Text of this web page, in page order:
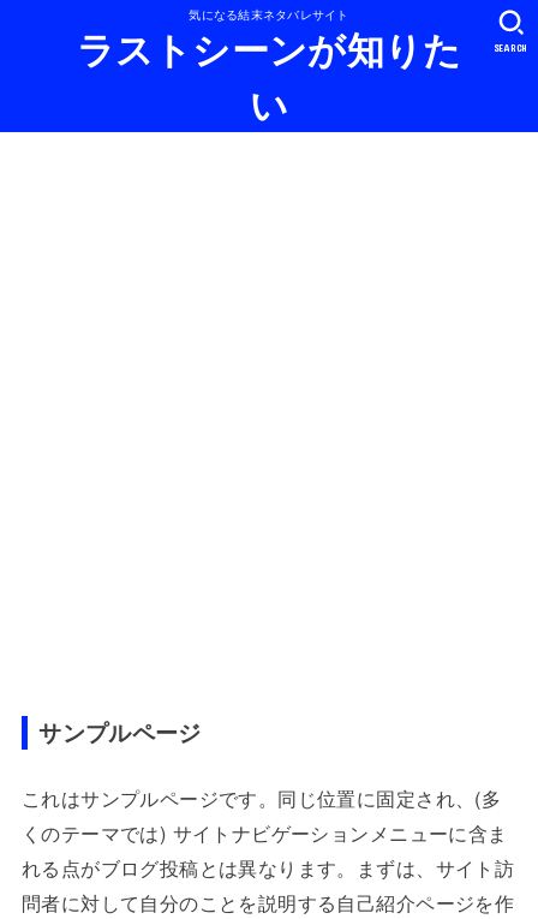
気になる結末ネタバレサイト
ラストシーンが知りた
い
SEARCH
サンプルページ
これはサンプルページです。同じ位置に固定され、(多
くのテーマでは) サイトナビゲーションメニューに含ま
れる点がブログ投稿とは異なります。まずは、サイト訪
問者に対して自分のことを説明する自己紹介ページを作